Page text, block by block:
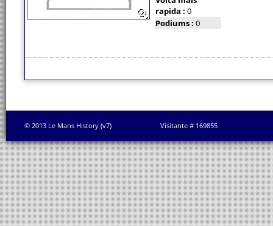
rapida : 0
Podiums : 0
© 2013 Le Mans History (v7) Visitante # 169855